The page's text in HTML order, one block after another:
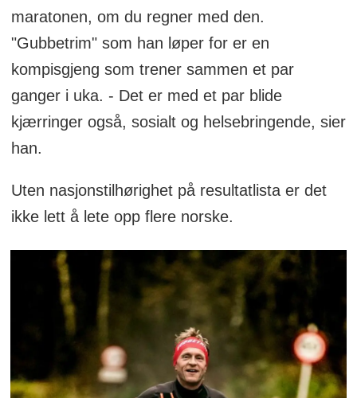
maratonen, om du regner med den.
"Gubbetrim" som han løper for er en
kompisgjeng som trener sammen et par
ganger i uka. - Det er med et par blide
kjærringer også, sosialt og helsebringende, sier
han.
Uten nasjonstilhørighet på resultatlista er det
ikke lett å lete opp flere norske.